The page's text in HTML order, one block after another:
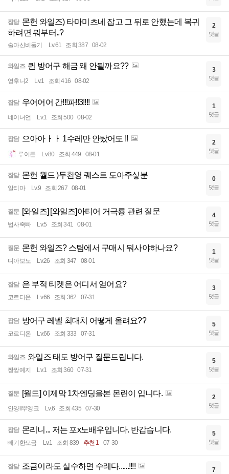
잡담 몬헌 와일즈) 타마미츠네 잡고 그 뒤로 안했는데 복귀
하려면 뭐부터..?
술마신비둘기 Lv.61 조회 387 08-02
2
댓글
와일즈 퀸 방어구 해금 왜 안될까요??
영후니2 Lv.1 조회 416 08-02
3
댓글
잡담 우어어어 간!!!파!!3!!!!
네이녀언 Lv.1 조회 500 08-02
1
댓글
잡담 으아아ㅏㅏ 1수레만 안탔어도 !!
루이든 Lv.80 조회 449 08-01
2
댓글
잡담 몬헌 월드 )두환영 퀘스트 도아주싷분
알티마 Lv.9 조회 267 08-01
0
댓글
질문 [와일즈] [와일즈]아티어 거극룡 관련 질문
법사죽빠 Lv.5 조회 341 08-01
4
댓글
질문 몬헌 와일즈? 스팀에서 구매시 뭐사야하나요?
디아보노 Lv.26 조회 347 08-01
1
댓글
잡담 은 부적 티켓은 어디서 얻어요?
코르디온 Lv.66 조회 362 07-31
3
댓글
잡담 방어구 레벨 최대치 어떻게 올려요??
코르디온 Lv.66 조회 333 07-31
5
댓글
와일즈 와일즈 태도 방어구 질문드립니다.
짱짱예지 Lv.1 조회 360 07-31
5
댓글
질문 [월드] 이제막 1차엔딩을본 몬린이 입니다.
안양ll뿌엥코 Lv.6 조회 435 07-30
2
댓글
잡담 몬리니... 저는 포x노배우입니다. 반갑습니다.
빼기한모금 Lv.1 조회 839 추천 1 07-30
5
댓글
잡담 조금이라도 실수하면 수레다......!!!! 7